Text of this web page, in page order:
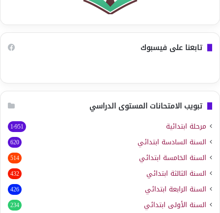
تابعنا على فيسبوك
تبويب الامتحانات المستوى الدراسي
مرحلة ابتدائية 1٬951
السنة السادسة ابتدائي 620
السنة الخامسة ابتدائي 514
السنة الثالثة ابتدائي 432
السنة الرابعة ابتدائي 426
السنة الأولى ابتدائي 234